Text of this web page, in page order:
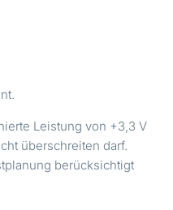
Leistung von +3,3 V
überschreiten darf.
berücksichtigt